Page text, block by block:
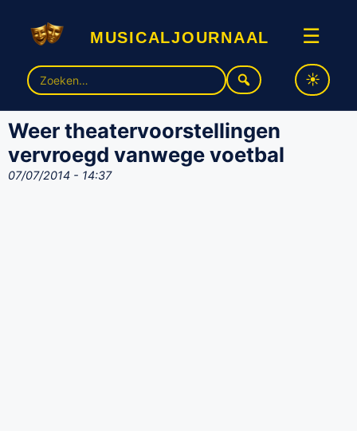
musicaljournaal ☰
Zoek
naar:
Weer theatervoorstellingen
vervroegd vanwege voetbal
07/07/2014 - 14:37